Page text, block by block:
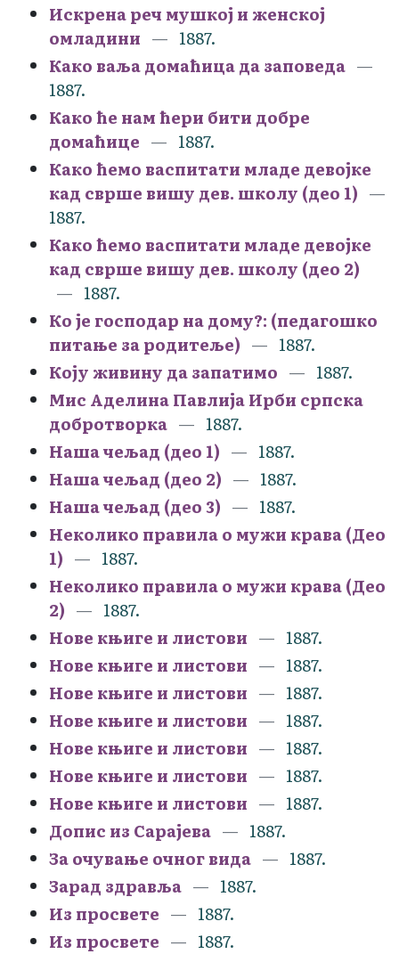
Искрена реч мушкој и женској
омладини
1887.
Како ваља домаћица да заповеда
1887.
Како ће нам ћери бити добре
домаћице
1887.
Како ћемо васпитати младе девојке
кад сврше вишу дев. школу (део 1)
1887.
Како ћемо васпитати младе девојке
кад сврше вишу дев. школу (део 2)
1887.
Ко је господар на дому?: (педагошко
питање за родитеље)
1887.
Коју живину да запатимо
1887.
Мис Аделина Павлија Ирби српска
добротворка
1887.
Наша чељад (део 1)
1887.
Наша чељад (део 2)
1887.
Наша чељад (део 3)
1887.
Неколико правила о мужи крава (Део
1)
1887.
Неколико правила о мужи крава (Део
2)
1887.
Нове књиге и листови
1887.
Нове књиге и листови
1887.
Нове књиге и листови
1887.
Нове књиге и листови
1887.
Нове књиге и листови
1887.
Нове књиге и листови
1887.
Нове књиге и листови
1887.
Допис из Сарајева
1887.
За очување очног вида
1887.
Зарад здравља
1887.
Из просвете
1887.
Из просвете
1887.